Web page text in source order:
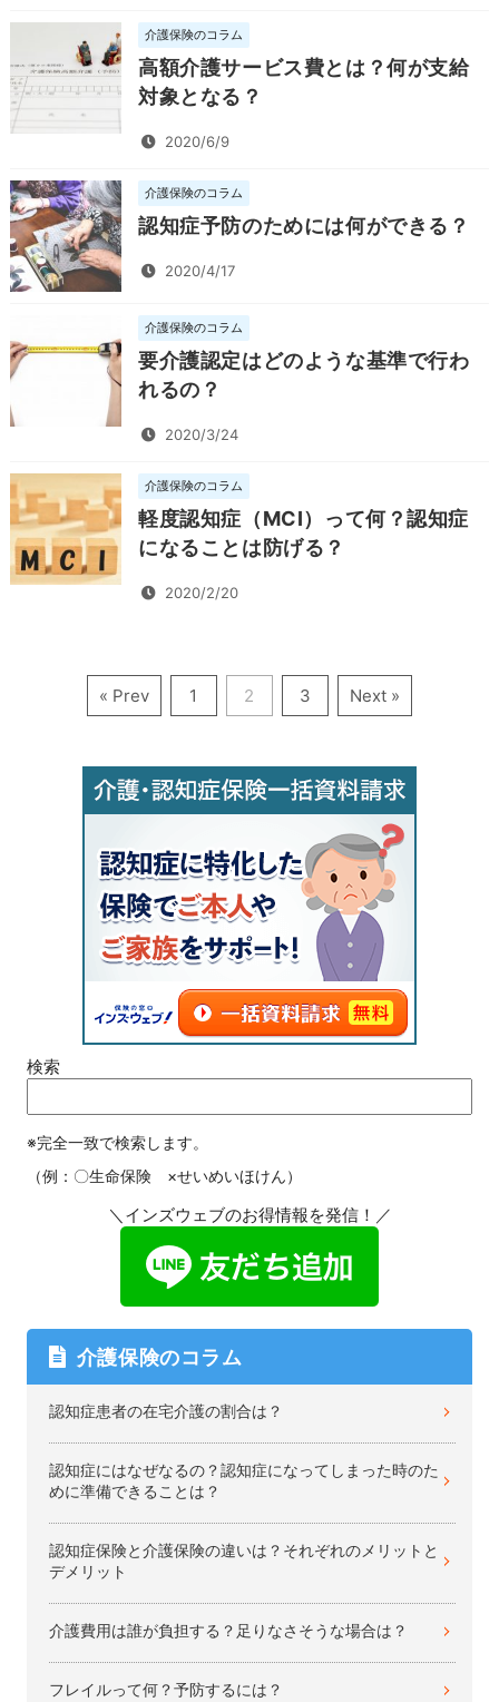
介護保険のコラム
高額介護サービス費とは？何が支給
対象となる？
2020/6/9
介護保険のコラム
認知症予防のためには何ができる？
2020/4/17
介護保険のコラム
要介護認定はどのような基準で行わ
れるの？
2020/3/24
介護保険のコラム
軽度認知症（MCI）って何？認知症
になることは防げる？
2020/2/20
« Prev 1 2 3 Next »
検索
※完全一致で検索します。
（例：〇生命保険 ×せいめいほけん）
＼インズウェブのお得情報を発信！／
介護保険のコラム
認知症患者の在宅介護の割合は？
認知症にはなぜなるの？認知症になってしまった時のた
めに準備できることは？
認知症保険と介護保険の違いは？それぞれのメリットと
デメリット
介護費用は誰が負担する？足りなさそうな場合は？
フレイルって何？予防するには？